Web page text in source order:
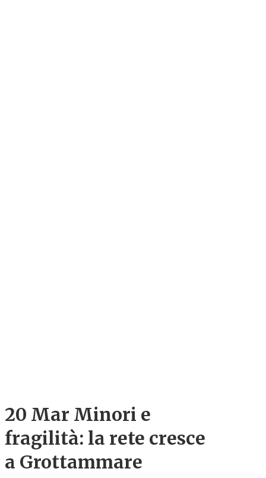
20 Mar Minori e
fragilità: la rete cresce
a Grottammare